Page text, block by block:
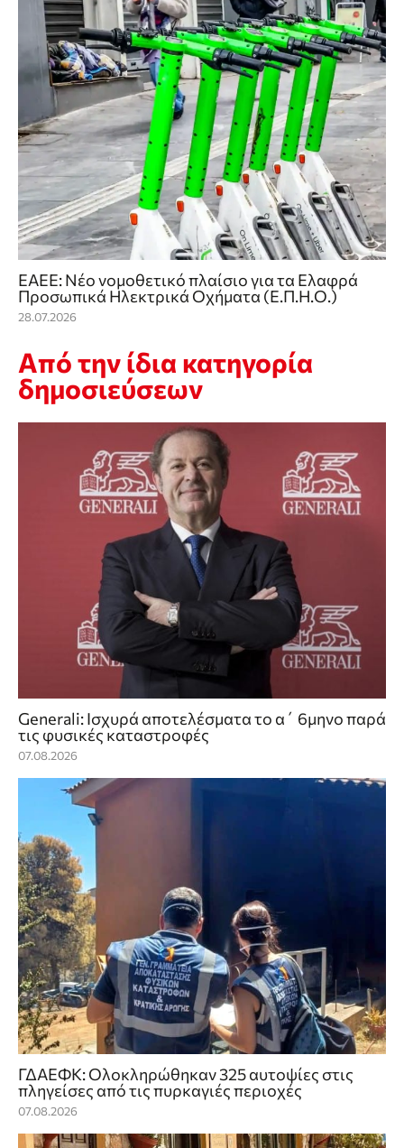
ΕΑΕΕ: Νέο νομοθετικό πλαίσιο για τα Ελαφρά
Προσωπικά Ηλεκτρικά Οχήματα (Ε.Π.Η.Ο.)
28.07.2026
Από την ίδια κατηγορία
δημοσιεύσεων
Generali: Ισχυρά αποτελέσματα το α΄ 6μηνο παρά
τις φυσικές καταστροφές
07.08.2026
ΓΔΑΕΦΚ: Ολοκληρώθηκαν 325 αυτοψίες στις
πληγείσες από τις πυρκαγιές περιοχές
07.08.2026